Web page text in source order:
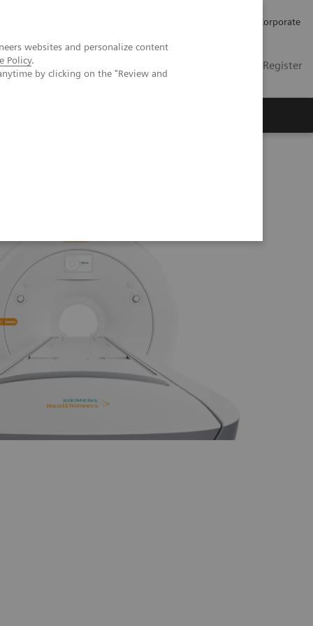
websites and personalize content
Policy.
by clicking on the "Review and
Corporate
Login / Register